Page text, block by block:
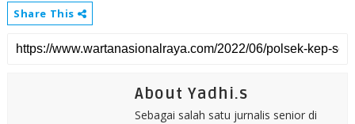
Share This
About Yadhi.s
Sebagai salah satu jurnalis senior di